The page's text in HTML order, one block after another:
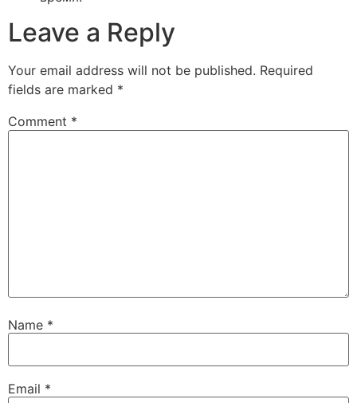
Leave a Reply
Your email address will not be published. Required
fields are marked *
Comment *
Name *
Email *